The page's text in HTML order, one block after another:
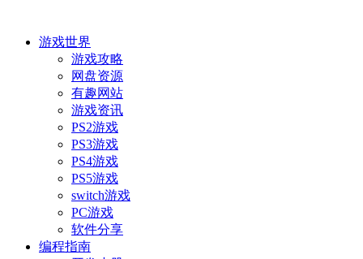
游戏世界
游戏攻略
网盘资源
有趣网站
游戏资讯
PS2游戏
PS3游戏
PS4游戏
PS5游戏
switch游戏
PC游戏
软件分享
编程指南